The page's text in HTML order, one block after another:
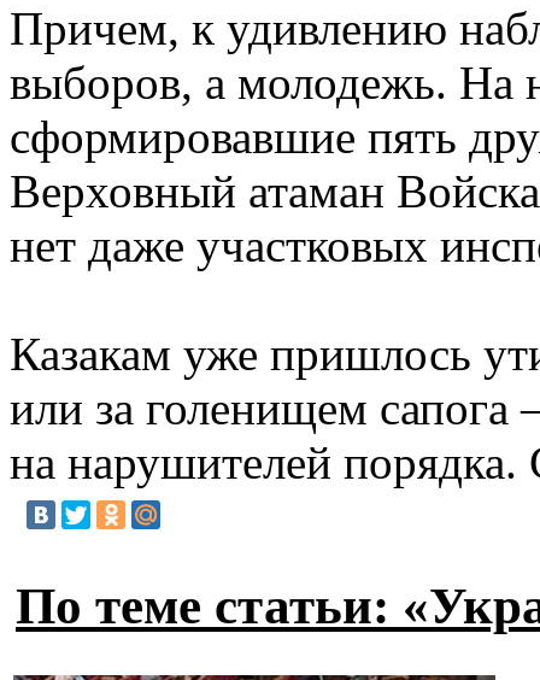
Причем, к удивлению
выборов, а молодежь. На
сформировавшие пять
Верховный атаман
нет даже участковых
Казакам уже пришлось
или за голенищем сапога
на нарушителей
По теме статьи: